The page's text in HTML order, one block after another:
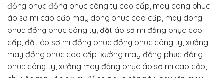
đồng phục đồng phục công ty cao cấp, may dong phuc
áo sơ mi cao cấp may dong phuc cao cấp, may dong
phuc đồng phục công ty, đặt áo sơ mi đồng phục cao
cấp, đặt áo sơ mi đồng phục đồng phục công ty, xưởng
may đồng phục cao cấp, xưởng may đồng phục đồng
phục công ty, xưởng may đồng phục áo sơ mi cao cấp,